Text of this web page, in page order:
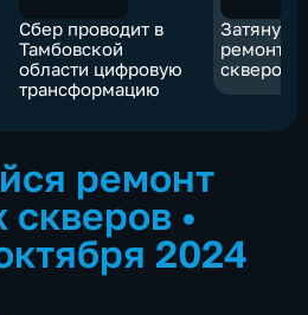
Сбер проводит в
Тамбовской
области цифровую
трансформацию
ремонт
скверов
ремонт
скверов •
2024